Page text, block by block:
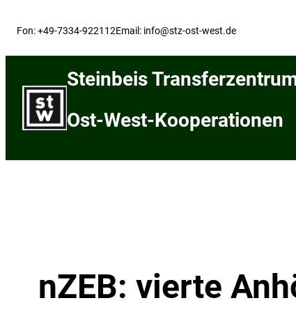
Fon: +49-7334-922112Email: info@stz-ost-west.de
Steinbeis
Ost-West-Kooperationen
nZEB: vierte